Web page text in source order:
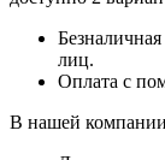
лиц.
Оплата с
В нашей